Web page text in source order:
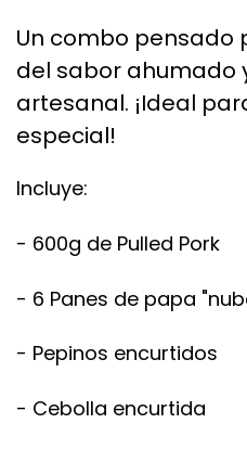
Un combo pensado
del sabor ahumado
artesanal. ¡Ideal
especial!
Incluye:
- 600g de Pulled Pork
- 6 Panes de papa
- Pepinos encurtidos
- Cebolla encurtida